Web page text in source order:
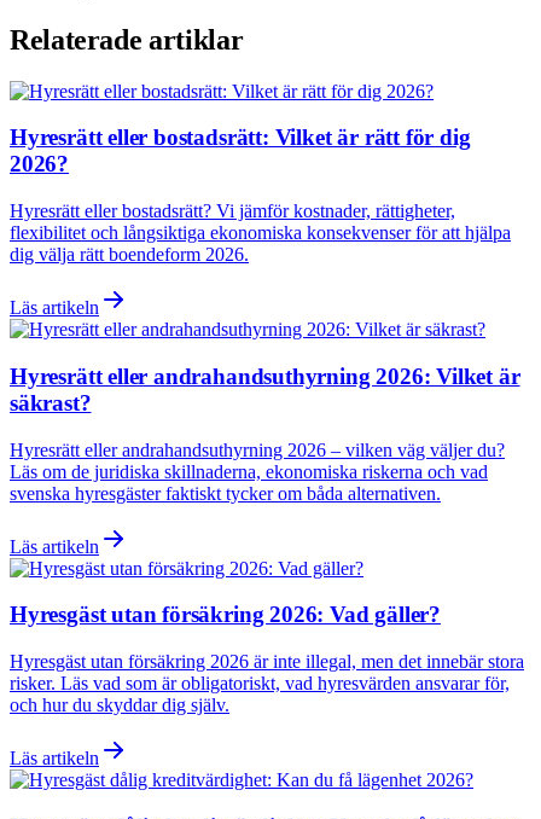
Relaterade artiklar
Hyresrätt eller bostadsrätt: Vilket är rätt för dig
2026?
Hyresrätt eller bostadsrätt? Vi jämför kostnader, rättigheter,
flexibilitet och långsiktiga ekonomiska konsekvenser för att hjälpa
dig välja rätt boendeform 2026.
Läs artikeln
Hyresrätt eller andrahandsuthyrning 2026: Vilket är
säkrast?
Hyresrätt eller andrahandsuthyrning 2026 – vilken väg väljer du?
Läs om de juridiska skillnaderna, ekonomiska riskerna och vad
svenska hyresgäster faktiskt tycker om båda alternativen.
Läs artikeln
Hyresgäst utan försäkring 2026: Vad gäller?
Hyresgäst utan försäkring 2026 är inte illegal, men det innebär stora
risker. Läs vad som är obligatoriskt, vad hyresvärden ansvarar för,
och hur du skyddar dig själv.
Läs artikeln